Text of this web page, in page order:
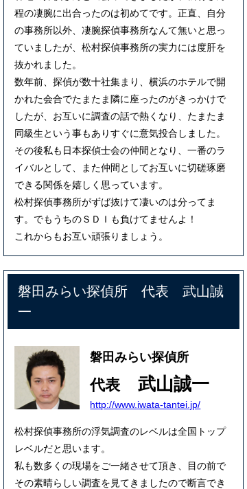
程の凄腕に出合ったのは初めてです。正直、自分
の事務所以外、凄腕探偵事務所なんて無いと思っ
ていましたが、松村探偵事務所の実力には度肝を
抜かれました。
数年前、探偵が数十社集まり、横浜のホテルで開
かれた会合でたまたま隣に座ったのがきっかけで
したが、お互いに調査の話で熱くなり、たまたま
同級生という事もありすぐに意気投合しました。
その後私も日本探偵士会の仲間となり、一番のラ
イバルとして、また仲間としてお互いに切磋琢磨
できる関係を嬉しく思っています。
松村探偵事務所がずば抜けて凄いのは分ってま
す。でもうちのＳＤＩも負けてませんよ！
これからもお互い頑張りましょう。
磐田みらい探偵所 代表 武山誠
一
磐田みらい探偵所
代表 武山誠一
http://www.iwata-tantei.jp/
松村探偵事務所の浮気調査のレベルは全国トップ
レベルだと思います。
私も数多くの現場をご一緒させて頂き、目の前で
その素晴らしい調査を見てきましたので断言でき